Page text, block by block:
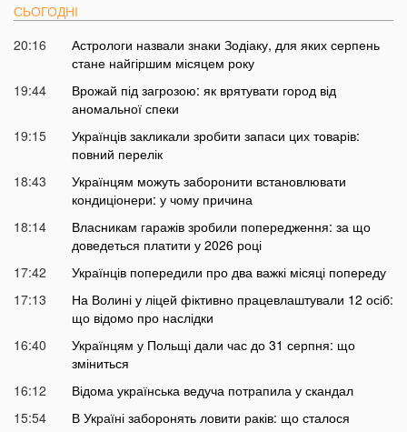
СЬОГОДНІ
20:16
Астрологи назвали знаки Зодіаку, для яких серпень
стане найгіршим місяцем року
19:44
Врожай під загрозою: як врятувати город від
аномальної спеки
19:15
Українців закликали зробити запаси цих товарів:
повний перелік
18:43
Українцям можуть заборонити встановлювати
кондиціонери: у чому причина
18:14
Власникам гаражів зробили попередження: за що
доведеться платити у 2026 році
17:42
Українців попередили про два важкі місяці попереду
17:13
На Волині у ліцей фіктивно працевлаштували 12 осіб:
що відомо про наслідки
16:40
Українцям у Польщі дали час до 31 серпня: що
зміниться
16:12
Відома українська ведуча потрапила у скандал
15:54
В Україні заборонять ловити раків: що сталося